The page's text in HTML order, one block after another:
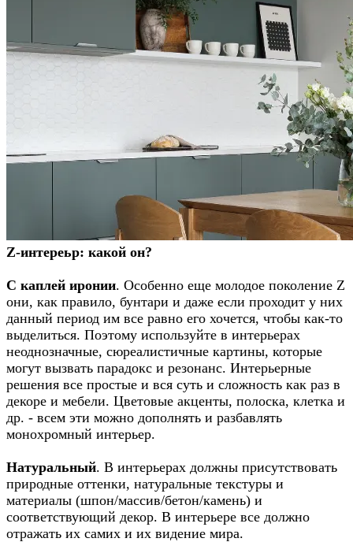
Z-интереьр: какой он?
С каплей иронии. Особенно еще молодое поколение Z
они, как правило, бунтари и даже если проходит у них
данный период им все равно его хочется, чтобы как-то
выделиться. Поэтому используйте в интерьерах
неоднозначные, сюреалистичные картины, которые
могут вызвать парадокс и резонанс. Интерьерные
решения все простые и вся суть и сложность как раз в
декоре и мебели. Цветовые акценты, полоска, клетка и
др. - всем эти можно дополнять и разбавлять
монохромный интерьер.
Натуральный. В интерьерах должны присутствовать
природные оттенки, натуральные текстуры и
материалы (шпон/массив/бетон/камень) и
соответствующий декор. В интерьере все должно
отражать их самих и их видение мира.